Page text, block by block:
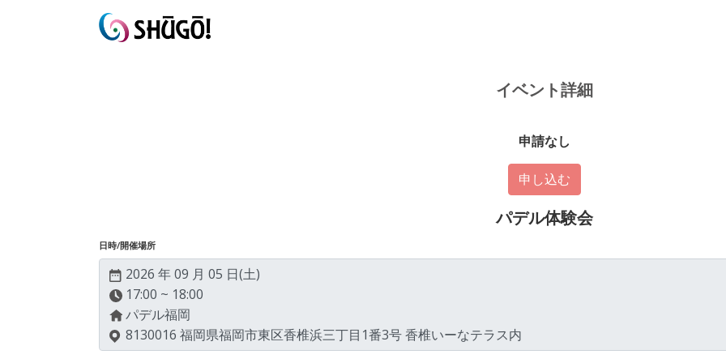
イベント詳細
申請なし
申し込む
パデル体験会
日時/開催場所
2026 年 09 月 05 日(土)
17:00 ~ 18:00
パデル福岡
8130016 福岡県福岡市東区香椎浜三丁目1番3号 香椎いーなテラス内